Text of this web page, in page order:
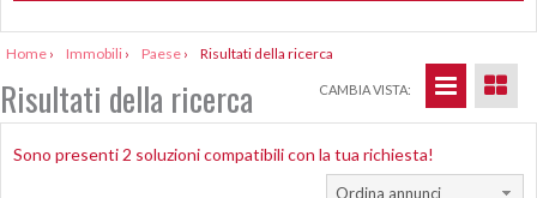
Home › Immobili › Paese › Risultati della ricerca
Risultati della ricerca CAMBIA VISTA:
Sono presenti 2 soluzioni compatibili con la tua richiesta!
Ordina annunci